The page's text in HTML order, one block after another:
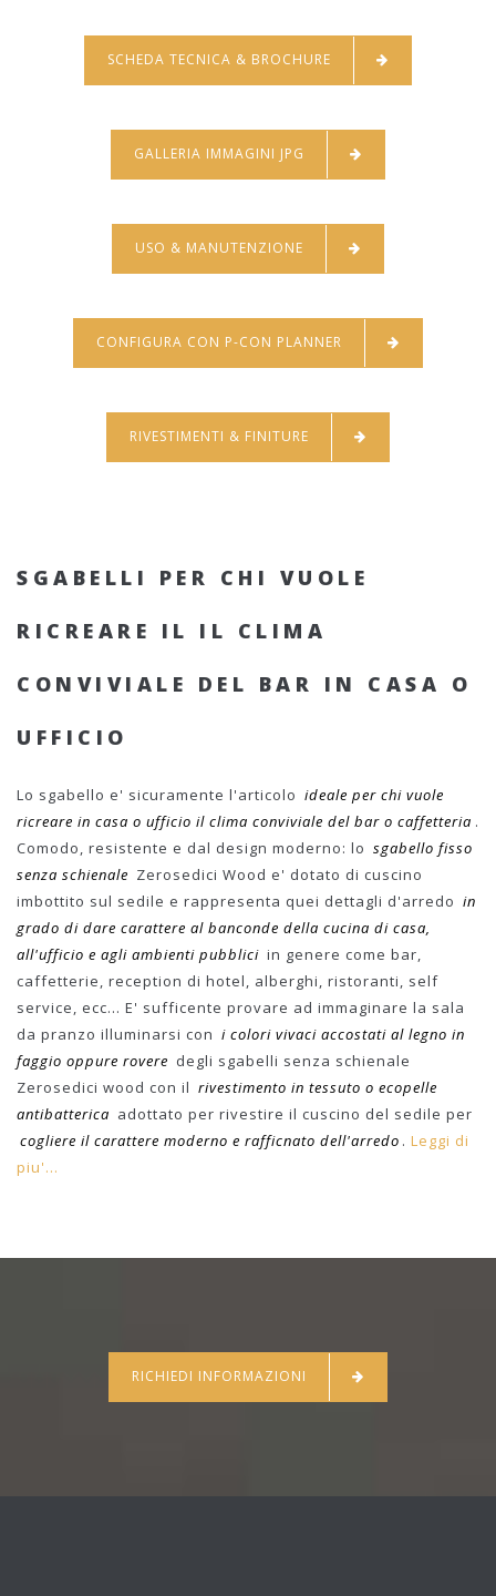
SCHEDA TECNICA & BROCHURE
GALLERIA IMMAGINI JPG
USO & MANUTENZIONE
CONFIGURA CON P-CON PLANNER
RIVESTIMENTI & FINITURE
SGABELLI PER CHI VUOLE
RICREARE IL IL CLIMA
CONVIVIALE DEL BAR IN CASA O
UFFICIO
Lo sgabello e' sicuramente l'articolo ideale per chi vuole
ricreare in casa o ufficio il clima conviviale del bar o caffetteria .
Comodo, resistente e dal design moderno: lo sgabello fisso
senza schienale Zerosedici Wood e' dotato di cuscino
imbottito sul sedile e rappresenta quei dettagli d'arredo in
grado di dare carattere al banconde della cucina di casa,
all'ufficio e agli ambienti pubblici in genere come bar,
caffetterie, reception di hotel, alberghi, ristoranti, self
service, ecc... E' sufficente provare ad immaginare la sala
da pranzo illuminarsi con i colori vivaci accostati al legno in
faggio oppure rovere degli sgabelli senza schienale
Zerosedici wood con il rivestimento in tessuto o ecopelle
antibatterica adottato per rivestire il cuscino del sedile per
cogliere il carattere moderno e rafficnato dell'arredo .Leggi di
piu'...
RICHIEDI INFORMAZIONI